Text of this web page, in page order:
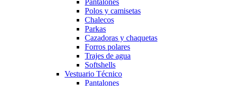
Polos y camisetas
Chalecos
Parkas
Cazadoras y chaquetas
Forros polares
Trajes de agua
Softshells
Vestuario Técnico
Pantalones